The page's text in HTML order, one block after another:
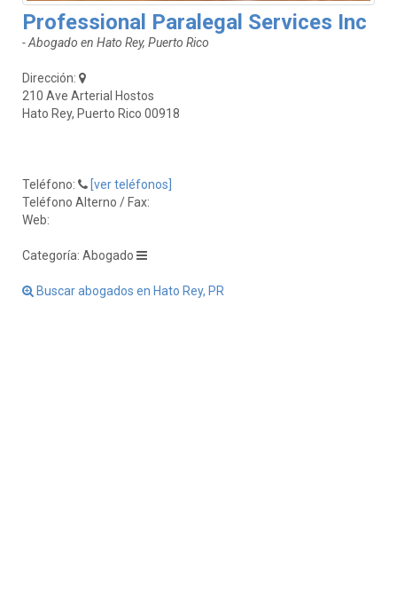
Professional Paralegal Services Inc
- Abogado en Hato Rey, Puerto Rico
Dirección:
210 Ave Arterial Hostos
Hato Rey, Puerto Rico 00918
Teléfono:
[ver teléfonos]
Teléfono Alterno / Fax:
Web:
Categoría: Abogado
Buscar abogados en Hato Rey, PR